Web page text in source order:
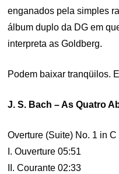
enganados pela simples
álbum duplo da DG em
interpreta as Goldberg.
Podem baixar tranqüilos.
J. S. Bach – As Quatro
Overture (Suite) No. 1 in
I. Ouverture 05:51
II. Courante 02:33